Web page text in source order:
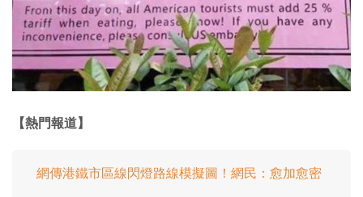
【熱門報道】
網傳港鐵市區線閃燈路線模擬圖！網民：愈加愈密